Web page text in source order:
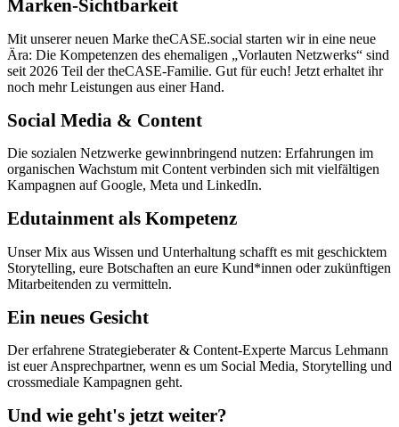
Marken-Sichtbarkeit
Mit unserer neuen Marke theCASE.social starten wir in eine neue
Ära: Die Kompetenzen des ehemaligen „Vorlauten Netzwerks“ sind
seit 2026 Teil der theCASE-Familie. Gut für euch! Jetzt erhaltet ihr
noch mehr Leistungen aus einer Hand.
Social Media & Content
Die sozialen Netzwerke gewinnbringend nutzen: Erfahrungen im
organischen Wachstum mit Content verbinden sich mit vielfältigen
Kampagnen auf Google, Meta und LinkedIn.
Edutainment als Kompetenz
Unser Mix aus Wissen und Unterhaltung schafft es mit geschicktem
Storytelling, eure Botschaften an eure Kund*innen oder zukünftigen
Mitarbeitenden zu vermitteln.
Ein neues Gesicht
Der erfahrene Strategieberater & Content-Experte Marcus Lehmann
ist euer Ansprechpartner, wenn es um Social Media, Storytelling und
crossmediale Kampagnen geht.
Und wie geht's jetzt weiter?